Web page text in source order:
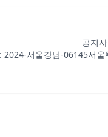
공지
2024-서울강남-06145서울